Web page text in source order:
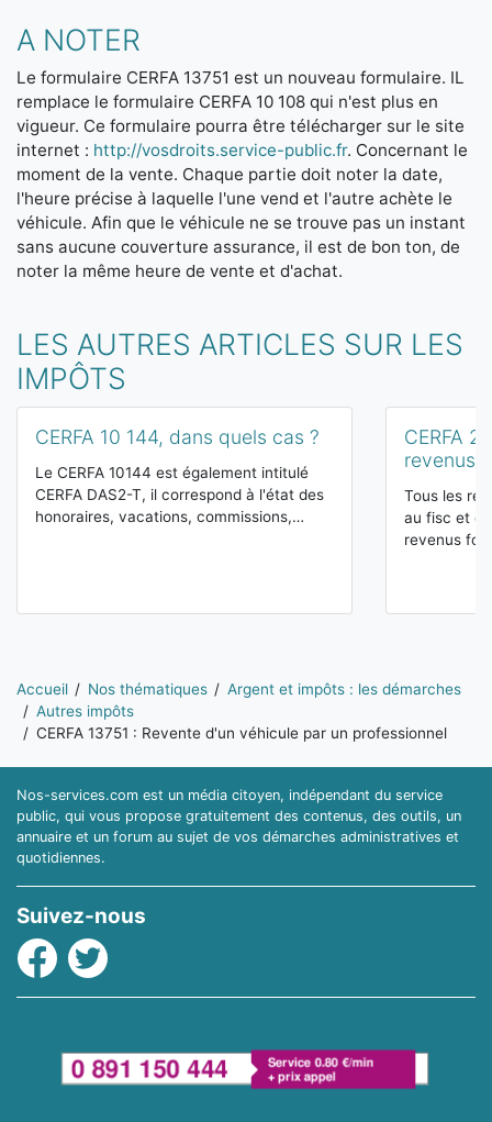
A NOTER
Le formulaire CERFA 13751 est un nouveau formulaire. IL
remplace le formulaire CERFA 10 108 qui n'est plus en
vigueur. Ce formulaire pourra être télécharger sur le site
internet : http://vosdroits.service-public.fr. Concernant le
moment de la vente. Chaque partie doit noter la date,
l'heure précise à laquelle l'une vend et l'autre achète le
véhicule. Afin que le véhicule ne se trouve pas un instant
sans aucune couverture assurance, il est de bon ton, de
noter la même heure de vente et d'achat.
LES AUTRES ARTICLES SUR LES
IMPÔTS
CERFA 10 144, dans quels cas ?
Le CERFA 10144 est également intitulé
CERFA DAS2-T, il correspond à l'état des
honoraires, vacations, commissions,…
CERFA
revenus
Tous les
au fisc et
revenus
Vous êtes ici:
Accueil Nos thématiques
Argent et impôts : les démarches
Autres impôts
CERFA 13751 : Revente d'un véhicule par un professionnel
Nos-services.com est un média citoyen, indépendant du service
public, qui vous propose gratuitement des contenus, des outils, un
annuaire et un forum au sujet de vos démarches administratives et
quotidiennes.
Suivez-nous
Facebook
Twitter